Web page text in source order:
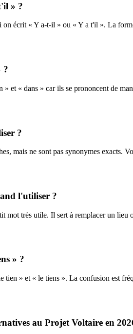
» ?
on écrit « Y a-t-il » ou « Y a t'il ». La
?
» et « dans » car ils se prononcent de
?
mais ne sont pas synonymes exacts.
l'utiliser ?
mot très utile. Il sert à remplacer un lieu
» ?
tien » et « le tiens ». La confusion est
au Projet Voltaire en